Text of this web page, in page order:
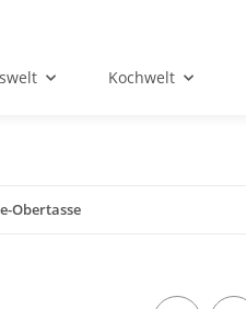
Kochwelt
Obertasse